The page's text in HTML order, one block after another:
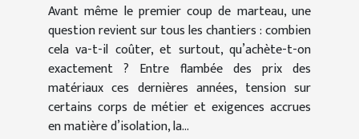
Avant même le premier coup de marteau, une
question revient sur tous les chantiers : combien
cela va-t-il coûter, et surtout, qu’achète-t-on
exactement ? Entre flambée des prix des
matériaux ces dernières années, tension sur
certains corps de métier et exigences accrues
en matière d’isolation, la...